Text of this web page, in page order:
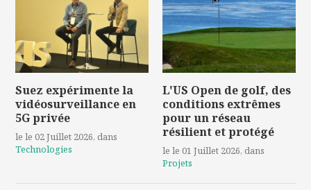
Suez expérimente la
vidéosurveillance en
5G privée
le le 02 Juillet 2026, dans
Technologies
L'US Open de golf, des
conditions extrêmes
pour un réseau
résilient et protégé
le le 01 Juillet 2026, dans
Projets